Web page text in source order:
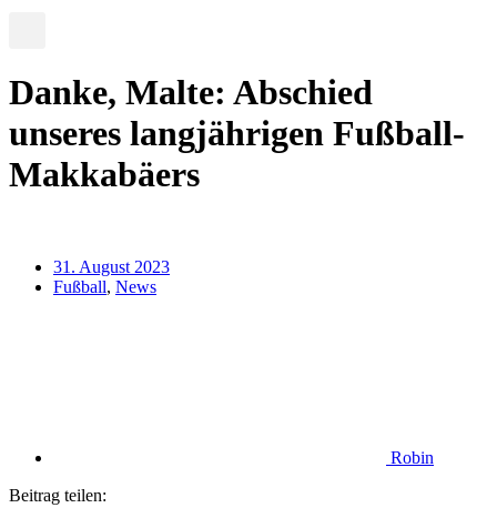
Danke, Malte: Abschied
unseres langjährigen Fußball-
Makkabäers
31. August 2023
Fußball, News
Robin
Beitrag teilen: